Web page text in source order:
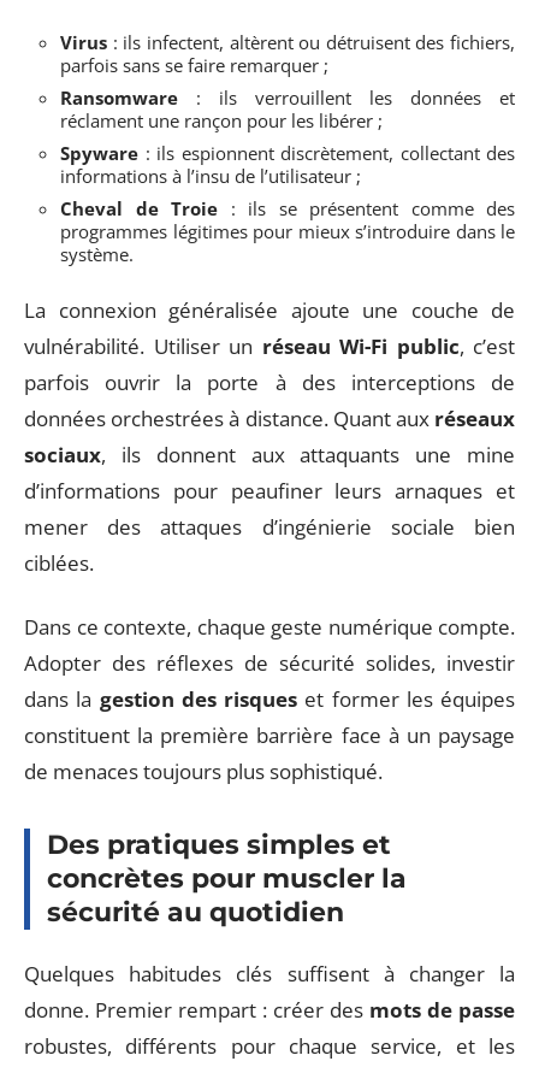
Virus : ils infectent, altèrent ou détruisent des fichiers,
parfois sans se faire remarquer ;
Ransomware : ils verrouillent les données et
réclament une rançon pour les libérer ;
Spyware : ils espionnent discrètement, collectant des
informations à l’insu de l’utilisateur ;
Cheval de Troie : ils se présentent comme des
programmes légitimes pour mieux s’introduire dans le
système.
La connexion généralisée ajoute une couche de
vulnérabilité. Utiliser un réseau Wi-Fi public, c’est
parfois ouvrir la porte à des interceptions de
données orchestrées à distance. Quant aux réseaux
sociaux, ils donnent aux attaquants une mine
d’informations pour peaufiner leurs arnaques et
mener des attaques d’ingénierie sociale bien
ciblées.
Dans ce contexte, chaque geste numérique compte.
Adopter des réflexes de sécurité solides, investir
dans la gestion des risques et former les équipes
constituent la première barrière face à un paysage
de menaces toujours plus sophistiqué.
Des pratiques simples et
concrètes pour muscler la
sécurité au quotidien
Quelques habitudes clés suffisent à changer la
donne. Premier rempart : créer des mots de passe
robustes, différents pour chaque service, et les